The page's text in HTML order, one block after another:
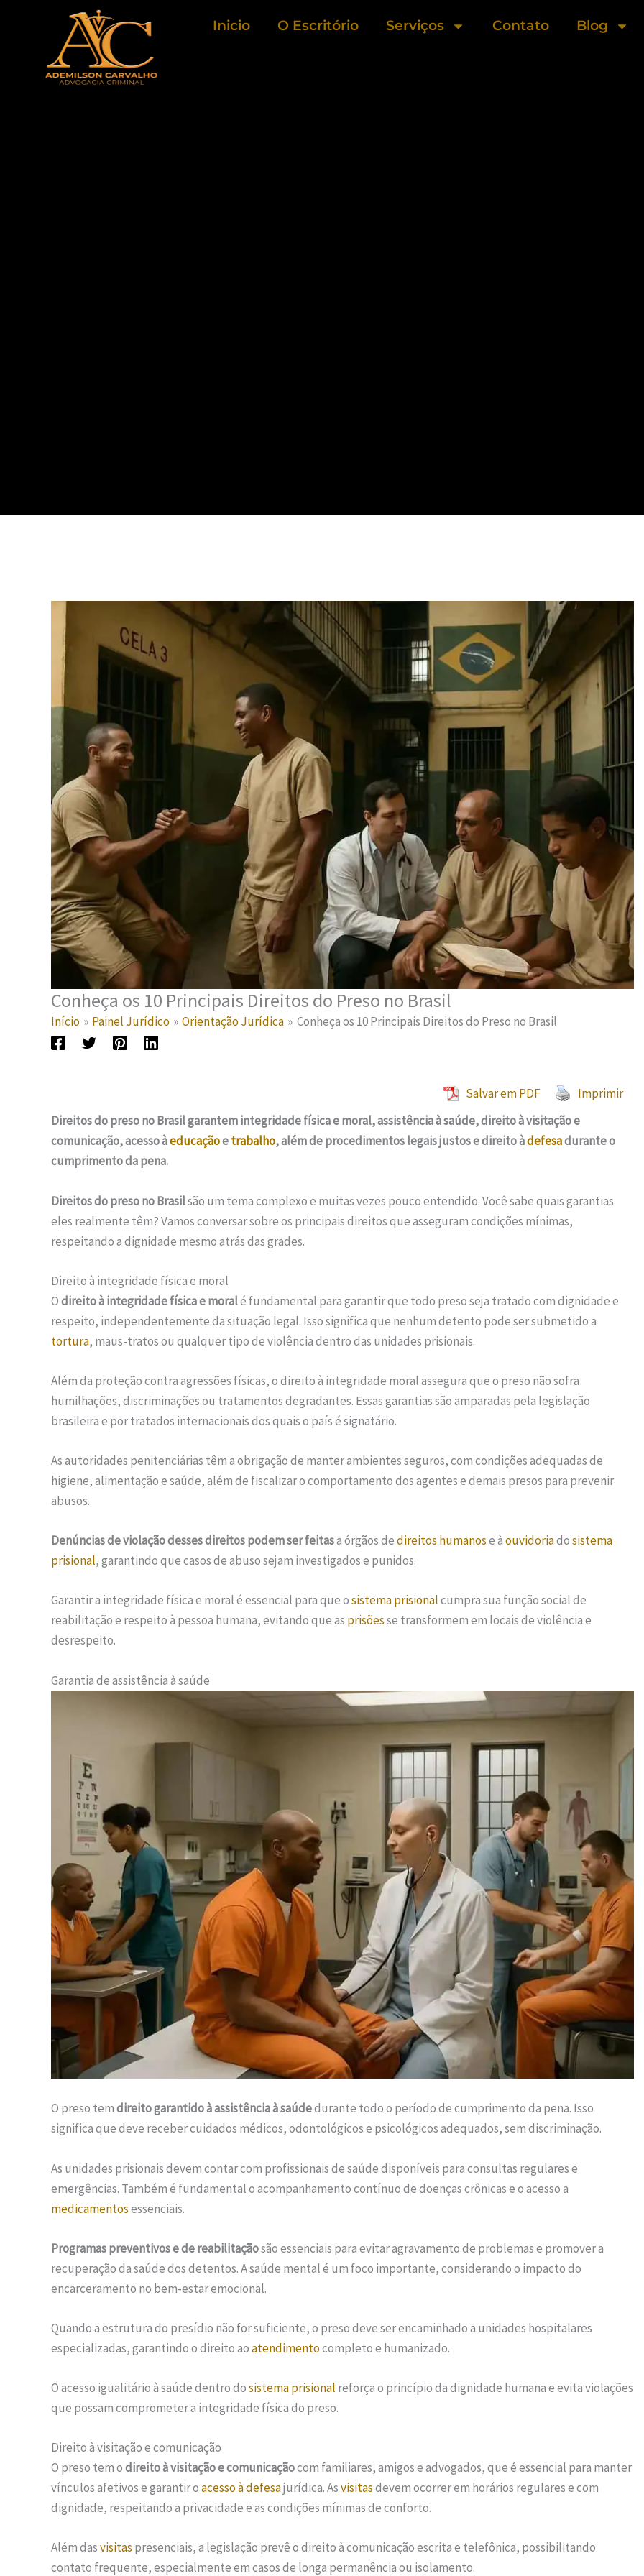
conteúdo
Inicio O Escritório Serviços Contato Blog
Conheça os 10 Principais Direitos do Preso no Brasil
Início Painel Jurídico Orientação Jurídica Conheça os 10 Principais Direitos do Preso no Brasil
Salvar em PDF
Imprimir
Direitos do preso no Brasil garantem integridade física e moral, assistência à saúde, direito à visitação e
comunicação, acesso àeducaçãoetrabalho, além de procedimentos legais justos e direito àdefesadurante o
cumprimento da pena.
Direitos do preso no Brasilsão um tema complexo e muitas vezes pouco entendido. Você sabe quais garantias
eles realmente têm? Vamos conversar sobre os principais direitos que asseguram condições mínimas,
respeitando a dignidade mesmo atrás das grades.
Direito à integridade física e moral
Odireito à integridade física e moralé fundamental para garantir que todo preso seja tratado com dignidade e
respeito, independentemente da situação legal. Isso significa que nenhum detento pode ser submetido a
tortura, maus-tratos ou qualquer tipo de violência dentro das unidades prisionais.
Além da proteção contra agressões físicas, o direito à integridade moral assegura que o preso não sofra
humilhações, discriminações ou tratamentos degradantes. Essas garantias são amparadas pela legislação
brasileira e por tratados internacionais dos quais o país é signatário.
As autoridades penitenciárias têm a obrigação de manter ambientes seguros, com condições adequadas de
higiene, alimentação e saúde, além de fiscalizar o comportamento dos agentes e demais presos para prevenir
abusos.
Denúncias de violação desses direitos podem ser feitasa órgãos dedireitos humanose àouvidoriadosistema
prisional, garantindo que casos de abuso sejam investigados e punidos.
Garantir a integridade física e moral é essencial para que osistema prisionalcumpra sua função social de
reabilitação e respeito à pessoa humana, evitando que as prisõesse transformem em locais de violência e
desrespeito.
Garantia de assistência à saúde
O preso temdireito garantido à assistência à saúdedurante todo o período de cumprimento da pena. Isso
significa que deve receber cuidados médicos, odontológicos e psicológicos adequados, sem discriminação.
As unidades prisionais devem contar com profissionais de saúde disponíveis para consultas regulares e
emergências. Também é fundamental o acompanhamento contínuo de doenças crônicas e o acesso a
medicamentosessenciais.
Programas preventivos e de reabilitaçãosão essenciais para evitar agravamento de problemas e promover a
recuperação da saúde dos detentos. A saúde mental é um foco importante, considerando o impacto do
encarceramento no bem-estar emocional.
Quando a estrutura do presídio não for suficiente, o preso deve ser encaminhado a unidades hospitalares
especializadas, garantindo o direito aoatendimentocompleto e humanizado.
O acesso igualitário à saúde dentro dosistema prisional reforça o princípio da dignidade humana e evita violações
que possam comprometer a integridade física do preso.
Direito à visitação e comunicação
O preso tem odireito à visitação e comunicaçãocom familiares, amigos e advogados, que é essencial para manter
vínculos afetivos e garantir oacesso à defesajurídica. Asvisitasdevem ocorrer em horários regulares e com
dignidade, respeitando a privacidade e as condições mínimas de conforto.
Além dasvisitas presenciais, a legislação prevê o direito à comunicação escrita e telefônica, possibilitando
contato frequente, especialmente em casos de longa permanência ou isolamento.